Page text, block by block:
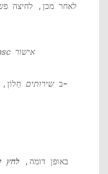
לאחר מכן, לחיצה
3. בשירותים חַלוֹן,
3. באופן דומה, לחץ